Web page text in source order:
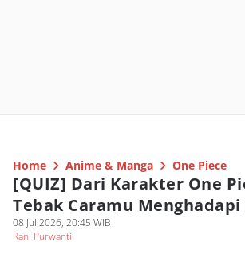
Home Anime & Manga One Piece
[QUIZ] Dari Karakter One
Tebak Caramu Menghadapi
08 Jul 2026, 20:45 WIB
Rani Purwanti